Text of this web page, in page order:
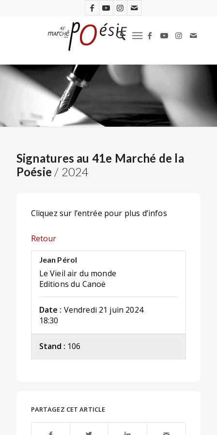
Signatures au 41e Marché de la
Poésie / 2024
Cliquez sur l’entrée pour plus d’infos
Retour
Jean Pérol
Le Vieil air du monde
Editions du Canoë
Date : Vendredi 21 juin 2024
18:30
Stand : 106
PARTAGEZ CET ARTICLE